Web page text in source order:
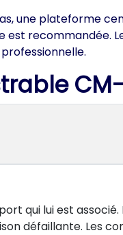
une plateforme
est recommandée.
CM-
qui lui est
défaillante. Les